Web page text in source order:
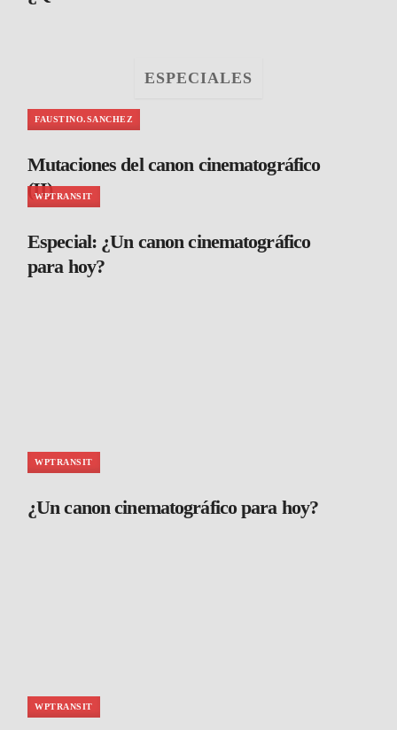
ESPECIALES
FAUSTINO.SANCHEZ
Mutaciones del canon cinematográfico
(II)
WPTRANSIT
Especial: ¿Un canon cinematográfico
para hoy?
WPTRANSIT
¿Un canon cinematográfico para hoy?
WPTRANSIT